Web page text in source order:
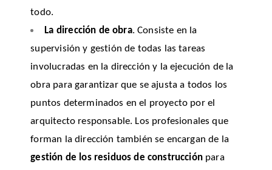
todo.
La dirección de obra. Consiste en la
supervisión y gestión de todas las tareas
involucradas en la dirección y la ejecución de la
obra para garantizar que se ajusta a todos los
puntos determinados en el proyecto por el
arquitecto responsable. Los profesionales que
forman la dirección también se encargan de la
gestión de los residuos de construcción para